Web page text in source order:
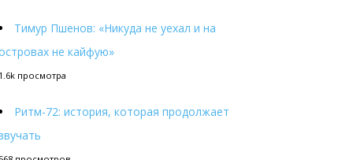
Тимур Пшенов: «Никуда не уехал и на
не кайфую»
просмотра
Ритм-72: история, которая продолжает